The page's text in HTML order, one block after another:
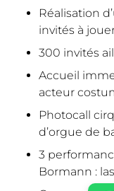
Réalisation
invités à
300 invités
Accueil
acteur
Photocall
d’orgue de
3
Bormann :